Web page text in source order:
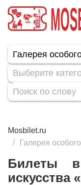
Выберите
Mosbilet.ru
Галерея
Билеты в
искусства